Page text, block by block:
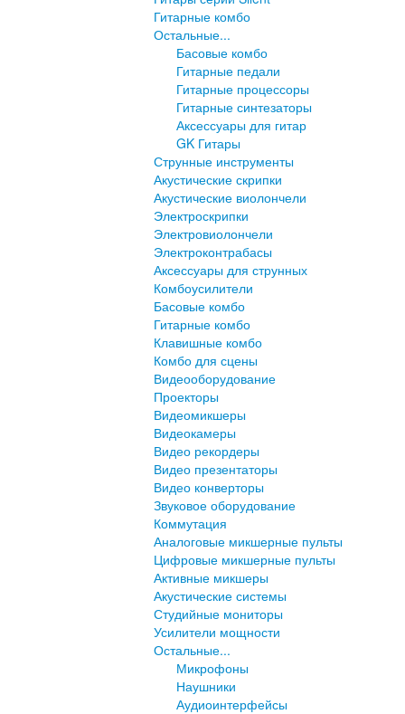
Гитарные комбо
Остальные...
Басовые комбо
Гитарные педали
Гитарные процессоры
Гитарные синтезаторы
Аксессуары для гитар
GK Гитары
Струнные инструменты
Акустические скрипки
Акустические виолончели
Электроскрипки
Электровиолончели
Электроконтрабасы
Аксессуары для струнных
Комбоусилители
Басовые комбо
Гитарные комбо
Клавишные комбо
Комбо для сцены
Видеооборудование
Проекторы
Видеомикшеры
Видеокамеры
Видео рекордеры
Видео презентаторы
Видео конверторы
Звуковое оборудование
Коммутация
Аналоговые микшерные пульты
Цифровые микшерные пульты
Активные микшеры
Акустические системы
Студийные мониторы
Усилители мощности
Остальные...
Микрофоны
Наушники
Аудиоинтерфейсы